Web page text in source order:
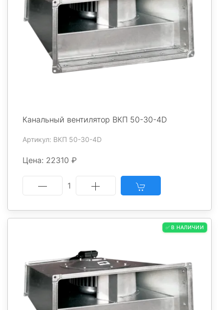
Канальный вентилятор ВКП 50-30-4D
Артикул: ВКП 50-30-4D
Цена: 22310 ₽
1
✅ В НАЛИЧИИ